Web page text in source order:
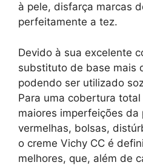
à pele, disfarça marcas
perfeitamente a tez.
Devido à sua excelente
substituto de base mais
podendo ser utilizado
Para uma cobertura
maiores imperfeições da
vermelhas, bolsas,
o creme Vichy CC é
melhores, que, além de